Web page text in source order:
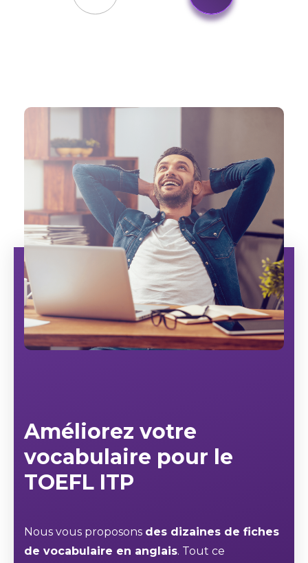
Améliorez votre
vocabulaire pour le
TOEFL ITP
Nous vous proposons des dizaines de fiches
de vocabulaire en anglais. Tout ce